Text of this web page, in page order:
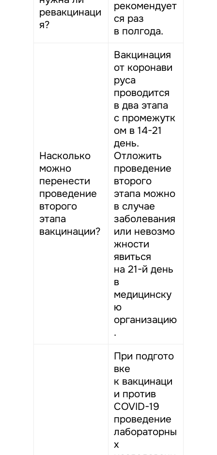
ревакцинаци
я?
рекомендует
ся раз
в полгода.
Насколько
можно
перенести
проведение
второго
этапа
вакцинации?
Вакцинация
от коронави
руса
проводится
в два этапа
с промежутк
ом в 14-21
день.
Отложить
проведение
второго
этапа можно
в случае
заболевания
или невозмо
жности
явиться
на 21-й день
в
медицинску
ю
организацию
.
При подгото
вке
к вакцинаци
и против
СOVID-19
проведение
лабораторны
х